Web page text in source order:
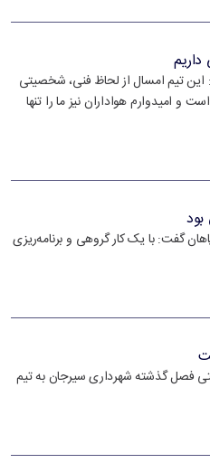
این تیم امسال از لحاظ فنی، شخصیتی
و امیدوارم هواداران نیز ما را تنها
گفت: با یک کار گروهی و برنامه‌ریزی
فصل گذشته شهرداری سیرجان به تیم